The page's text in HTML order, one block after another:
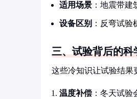
适用场景 ：地震带
设备区别 ：反弯试
三、试验背后的科
这些冷知识让试验结果
温度补偿 ：冬天试